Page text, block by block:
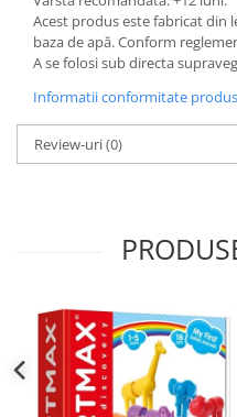
Acest produs este fabricat din
baza de apă. Conform
A se folosi sub directa
Informatii conformitate produs
Review-uri(0)